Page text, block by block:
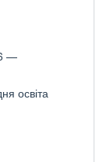
—
освіта